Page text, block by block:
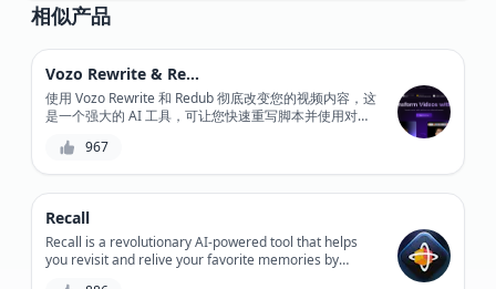
相似产品
Vozo Rewrite & Redub
使用 Vozo Rewrite 和 Redub 彻底改变您的视频内容，这
是一个强大的 AI 工具，可让您快速重写脚本并使用对话
967
Recall
Recall is a revolutionary AI-powered tool that helps
you revisit and relive your favorite memories by